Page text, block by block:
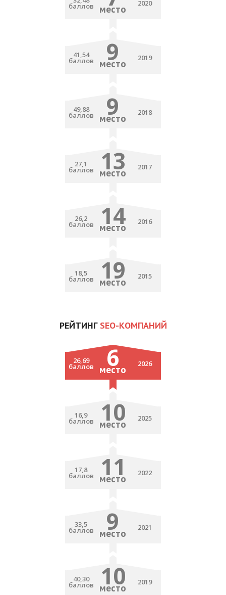
баллов место 2020
41,54
баллов 9
место 2019
49,88
баллов 9
место 2018
27,1
баллов 13
место 2017
26,2
баллов 14
место 2016
18,5
баллов 19
место 2015
РЕЙТИНГ SEO-КОМПАНИЙ
26,69
баллов 6
место 2026
16,9
баллов 10
место 2025
17,8
баллов 11
место 2022
33,5
баллов 9
место 2021
40,30
баллов 10
место 2019